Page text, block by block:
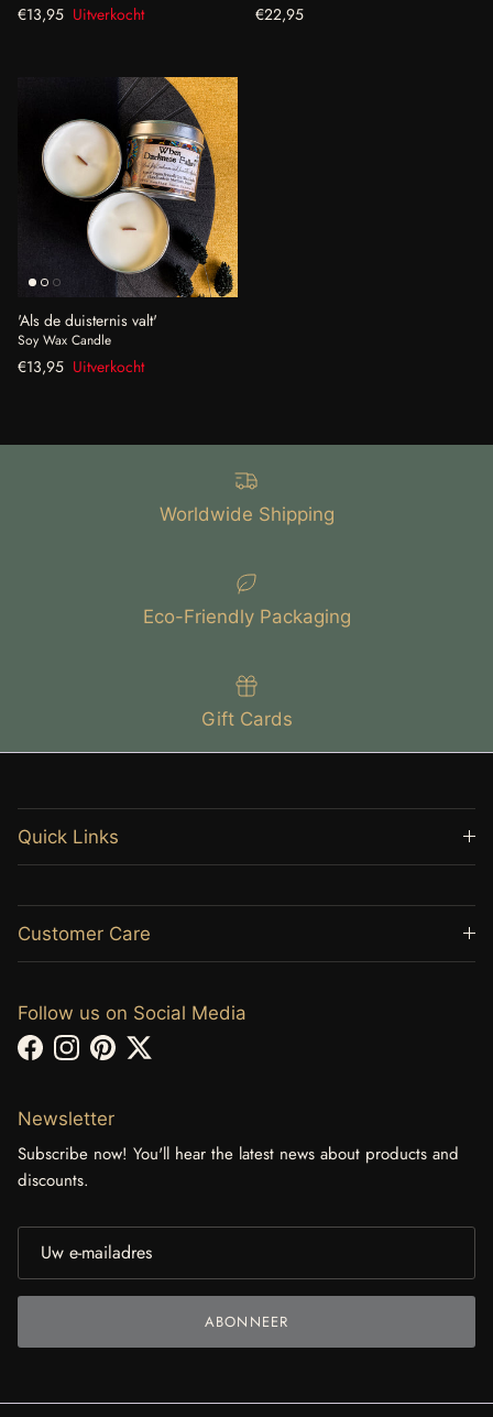
Reguliere prijs
€13,95 Uitverkocht Reguliere prijs
€22,95
'Als de duisternis valt'
Soy Wax Candle
Reguliere prijs
€13,95 Uitverkocht
Worldwide Shipping
Eco-Friendly Packaging
Gift Cards
Quick Links
Customer Care
Follow us on Social Media
FacebookInstagram
PinterestTwitter
Newsletter
Subscribe now! You'll hear the latest news about products and
discounts.
ABONNEER